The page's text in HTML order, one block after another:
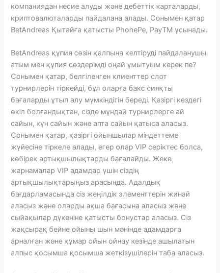
компаниядан несие алуды және дебеттік карталарды,
криптовалюталарды пайдалана алады. Сонымен қатар
BetAndreas Қытайға қатысты PhonePe, PayTM ұсынады.
BetAndreas құпия сөзін қалпына келтіруді пайдаланушы
атым мен құпия сөздерімді оңай ұмытуым керек пе?
Сонымен қатар, белгіленген клиенттер слот
турнирлерін тіркейді, бұл оларға бакс сияқты
бағаларды ұтып алу мүмкіндігін береді. Қазіргі кездегі
өкіл болғандықтан, сізде мұндай турнирлерге ай
сайын, күн сайын және апта сайын қатыса аласыз.
Сонымен қатар, қазіргі ойыншылар міндеттеме
жүйесіне тіркеле алады, егер олар VIP серіктес болса,
көбірек артықшылықтарды бағалайды. Жеке
жарнамалар VIP адамдар үшін сіздің
артықшылықтарыңыз арасында. Адалдық
бағдарламасында сіз жеңілдік элементтерін жинай
аласыз және оларды ақша бағасына аласыз және
сыйақылар дүкеніне қатысты бонустар аласыз. Сіз
жақсырақ бейне ойыны шын мәнінде адамдарға
арналған және құмар ойын ойнау кезінде ашылатын
алпыс қосымша қосымша жеткізушілерін таба аласыз.